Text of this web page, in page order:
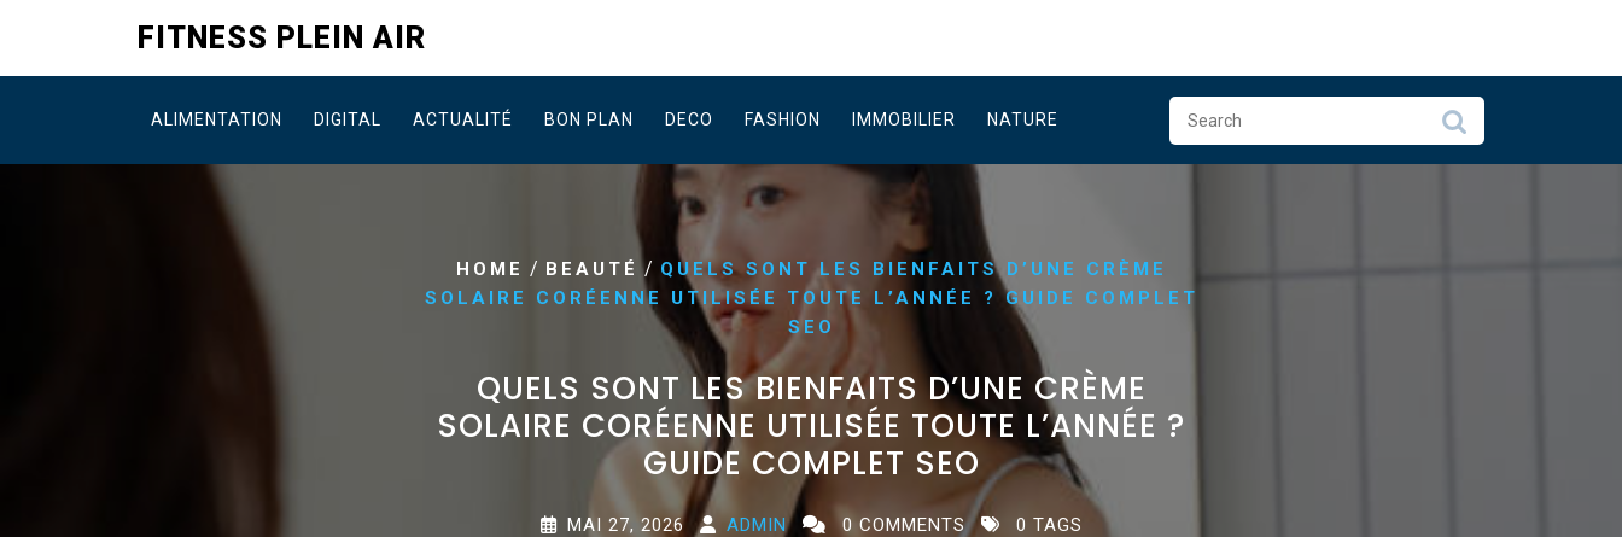
content
FITNESS PLEIN AIR
ALIMENTATION DIGITAL ACTUALITÉ BON PLAN DECO FASHION IMMOBILIER NATURE
HOME / BEAUTÉ / QUELS SONT LES BIENFAITS D’UNE CRÈME
SOLAIRE CORÉENNE UTILISÉE TOUTE L’ANNÉE ? GUIDE COMPLET
SEO
QUELS SONT LES BIENFAITS D’UNE CRÈME
SOLAIRE CORÉENNE UTILISÉE TOUTE L’ANNÉE ?
GUIDE COMPLET SEO
MAI 27, 2026 ADMIN 0 COMMENTS 0 TAGS